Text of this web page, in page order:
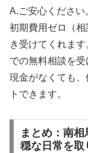
A.ご安心ください
初期費用ゼロ（相
き受けてくれま
での無料相談を
現金がなくても
トできます。
まとめ：南
穏な日常を取